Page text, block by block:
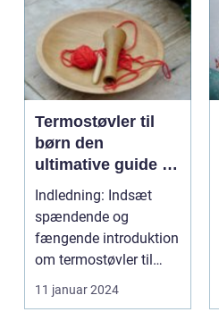
Termostøvler til
børn den
ultimative guide til
din lille eventyrer
Indledning: Indsæt
spændende og
fængende introduktion
om termostøvler til
børn og deres
popularitet....
11 januar 2024